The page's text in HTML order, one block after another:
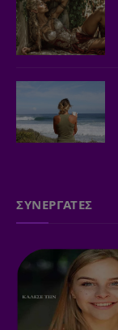
ΣΥΝΕΡΓΑΤΕΣ